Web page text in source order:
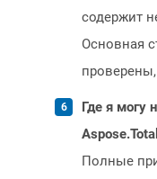
содержит
Основная
Где я могу
Полные